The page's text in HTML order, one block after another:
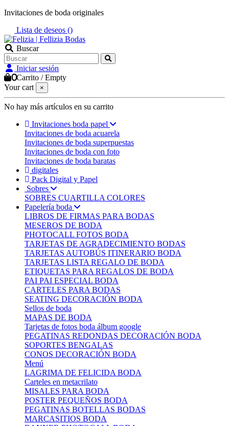
Invitaciones de boda originales
Lista de deseos ()
Buscar
Iniciar sesión
0Carrito /Empty
Your cart
×
No hay más artículos en su carrito
Invitaciones boda papel
Invitaciones de boda acuarela
Invitaciones de boda superpuestas
Invitaciones de boda con foto
Invitaciones de boda baratas
digitales
Pack Digital y Papel
Sobres
SOBRES CUARTILLA COLORES
Papelería boda
LIBROS DE FIRMAS PARA BODAS
MESEROS DE BODA
PHOTOCALL FOTOS BODA
TARJETAS DE AGRADECIMIENTO BODAS
TARJETAS AUTOBÚS ITINERARIO BODA
TARJETAS LISTA REGALO DE BODA
ETIQUETAS PARA REGALOS DE BODA
PAI PAI ESPECIAL BODA
CARTELES PARA BODAS
SEATING DECORACIÓN BODA
Sellos de boda
MAPAS DE BODA
Tarjetas de fotos boda álbum google
PEGATINAS REDONDAS DECORACIÓN BODA
SOPORTES BENGALAS
CONOS DECORACIÓN BODA
Menú
LAGRIMA DE FELICIDA BODA
Carteles en metacrilato
MISALES PARA BODA
POSTER PEQUEÑOS BODA
PEGATINAS BOTELLAS BODAS
MARCASITIOS BODA